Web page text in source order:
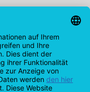
Online Shop